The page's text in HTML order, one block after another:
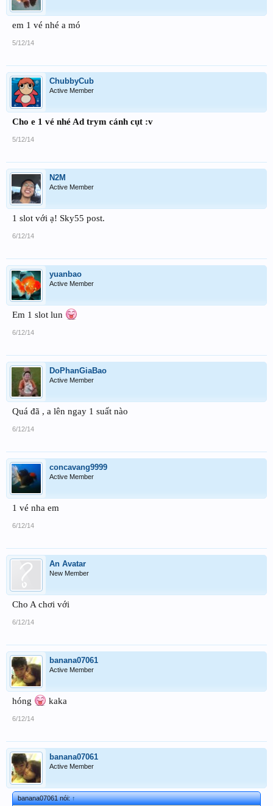
em 1 vé nhé a mó
5/12/14
ChubbyCub
Active Member
Cho e 1 vé nhé Ad trym cánh cụt :v
5/12/14
N2M
Active Member
1 slot với ạ! Sky55 post.
6/12/14
yuanbao
Active Member
Em 1 slot lun
6/12/14
DoPhanGiaBao
Active Member
Quá đã , a lên ngay 1 suất nào
6/12/14
concavang9999
Active Member
1 vé nha em
6/12/14
An Avatar
New Member
Cho A chơi với
6/12/14
banana07061
Active Member
hóng kaka
6/12/14
banana07061
Active Member
banana07061 nói:↑